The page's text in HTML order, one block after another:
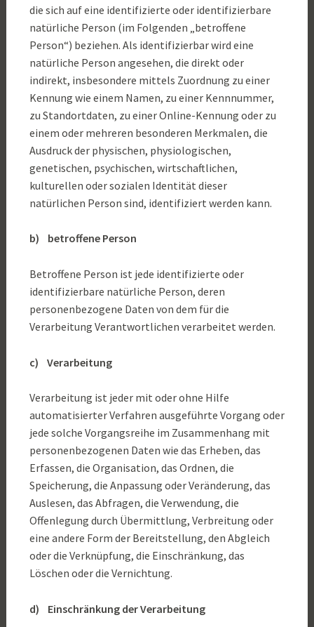
die sich auf eine identifizierte oder identifizierbare
natürliche Person (im Folgenden „betroffene
Person“) beziehen. Als identifizierbar wird eine
natürliche Person angesehen, die direkt oder
indirekt, insbesondere mittels Zuordnung zu einer
Kennung wie einem Namen, zu einer Kennnummer,
zu Standortdaten, zu einer Online-Kennung oder zu
einem oder mehreren besonderen Merkmalen, die
Ausdruck der physischen, physiologischen,
genetischen, psychischen, wirtschaftlichen,
kulturellen oder sozialen Identität dieser
natürlichen Person sind, identifiziert werden kann.
b) betroffene Person
Betroffene Person ist jede identifizierte oder
identifizierbare natürliche Person, deren
personenbezogene Daten von dem für die
Verarbeitung Verantwortlichen verarbeitet werden.
c) Verarbeitung
Verarbeitung ist jeder mit oder ohne Hilfe
automatisierter Verfahren ausgeführte Vorgang oder
jede solche Vorgangsreihe im Zusammenhang mit
personenbezogenen Daten wie das Erheben, das
Erfassen, die Organisation, das Ordnen, die
Speicherung, die Anpassung oder Veränderung, das
Auslesen, das Abfragen, die Verwendung, die
Offenlegung durch Übermittlung, Verbreitung oder
eine andere Form der Bereitstellung, den Abgleich
oder die Verknüpfung, die Einschränkung, das
Löschen oder die Vernichtung.
d) Einschränkung der Verarbeitung